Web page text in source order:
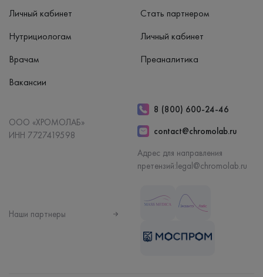
Личный кабинет
Нутрициологам
Врачам
Вакансии
Стать партнером
Личный кабинет
Преаналитика
ООО «ХРОМОЛАБ»
ИНН 7727419598
8 (800) 600-24-46
contact@chromolab.ru
Адрес для направления
претензий:legal@chromolab.ru
Наши партнеры